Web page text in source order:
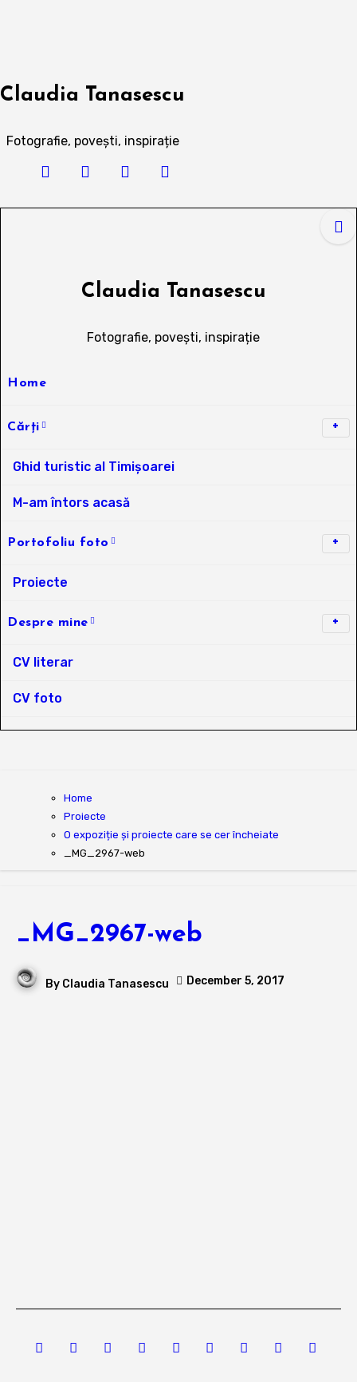
Claudia Tanasescu
Fotografie, povești, inspirație
Claudia Tanasescu
Fotografie, povești, inspirație
Home
Cărți
Ghid turistic al Timișoarei
M-am întors acasă
Portofoliu foto
Proiecte
Despre mine
CV literar
CV foto
Home
Proiecte
O expoziție și proiecte care se cer încheiate
_MG_2967-web
_MG_2967-web
By Claudia Tanasescu December 5, 2017